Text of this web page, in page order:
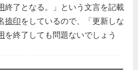
終了となる。」という文言を記載
捺印をしているので、「更新しな
を終了しても問題ないでしょう